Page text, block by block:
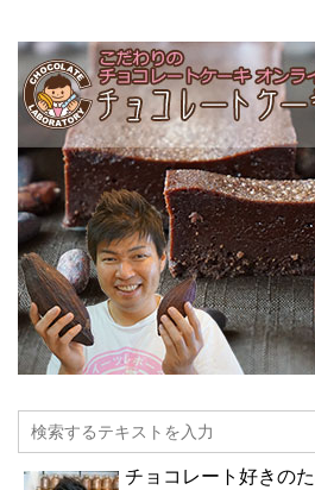
チョコレート好きの